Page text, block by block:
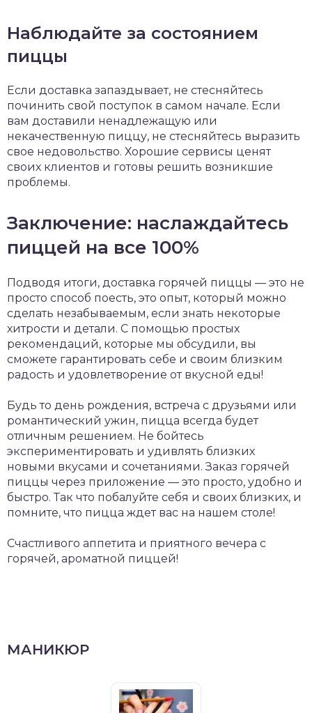
Наблюдайте за состоянием
пиццы
Если доставка запаздывает, не стесняйтесь
починить свой поступок в самом начале. Если
вам доставили ненадлежащую или
некачественную пиццу, не стесняйтесь выразить
свое недовольство. Хорошие сервисы ценят
своих клиентов и готовы решить возникшие
проблемы.
Заключение: наслаждайтесь
пиццей на все 100%
Подводя итоги, доставка горячей пиццы — это не
просто способ поесть, это опыт, который можно
сделать незабываемым, если знать некоторые
хитрости и детали. С помощью простых
рекомендаций, которые мы обсудили, вы
сможете гарантировать себе и своим близким
радость и удовлетворение от вкусной еды!
Будь то день рождения, встреча с друзьями или
романтический ужин, пицца всегда будет
отличным решением. Не бойтесь
экспериментировать и удивлять близких
новыми вкусами и сочетаниями. Заказ горячей
пиццы через приложение — это просто, удобно и
быстро. Так что побалуйте себя и своих близких, и
помните, что пицца ждет вас на нашем столе!
Счастливого аппетита и приятного вечера с
горячей, ароматной пиццей!
МАНИКЮР